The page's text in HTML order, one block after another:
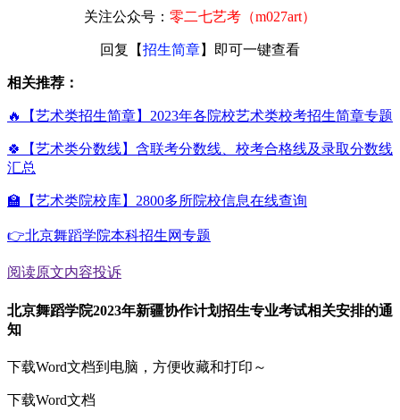
关注公众号： 零二七艺考（m027art）
回复【招生简章】即可一键查看
相关推荐：
🔥【艺术类招生简章】2023年各院校艺术类校考招生简章专题
🍀【艺术类分数线】含联考分数线、校考合格线及录取分数线
汇总
🏫【艺术类院校库】2800多所院校信息在线查询
👉北京舞蹈学院本科招生网专题
阅读原文内容投诉
北京舞蹈学院2023年新疆协作计划招生专业考试相关安排的通
知
下载Word文档到电脑，方便收藏和打印～
下载Word文档